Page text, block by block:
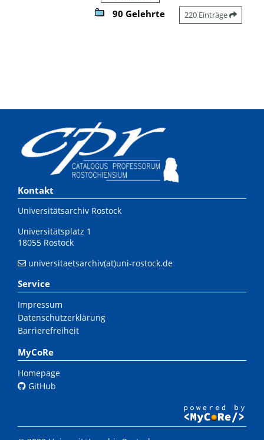
90 Gelehrte 220 Einträge
Kontakt
Universitätsarchiv Rostock
Universitätsplatz 1
18055 Rostock
universitaetsarchiv(at)uni-rostock.de
Service
Impressum
Datenschutzerklärung
Barrierefreiheit
MyCoRe
Homepage
GitHub